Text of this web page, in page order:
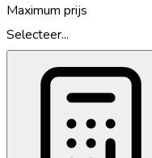
Maximum prijs
Selecteer...